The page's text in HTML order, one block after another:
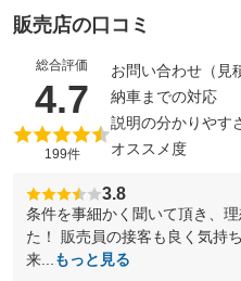
販売店の口コミ
総合評価
4.7 （5点満
199件
お問い合わせ（見
納車までの対応
説明の分かりやす
オススメ度
3.8
条件を事細かく聞いて頂き、
た！ 販売員の接客も良く気持
来...
もっと見る